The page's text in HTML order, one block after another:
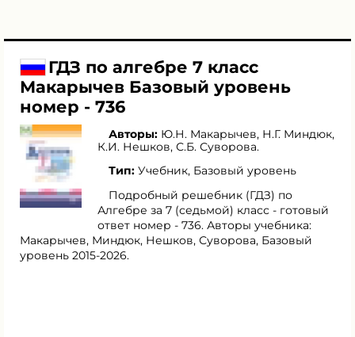
ГДЗ по алгебре 7 класс
Макарычев Базовый уровень
номер - 736
Авторы: Ю.Н. Макарычев, Н.Г. Миндюк,
К.И. Нешков, С.Б. Суворова.
Тип: Учебник, Базовый уровень
Подробный решебник (ГДЗ) по
Алгебре за 7 (седьмой) класс - готовый
ответ номер - 736. Авторы учебника:
Макарычев, Миндюк, Нешков, Суворова, Базовый
уровень 2015-2026.